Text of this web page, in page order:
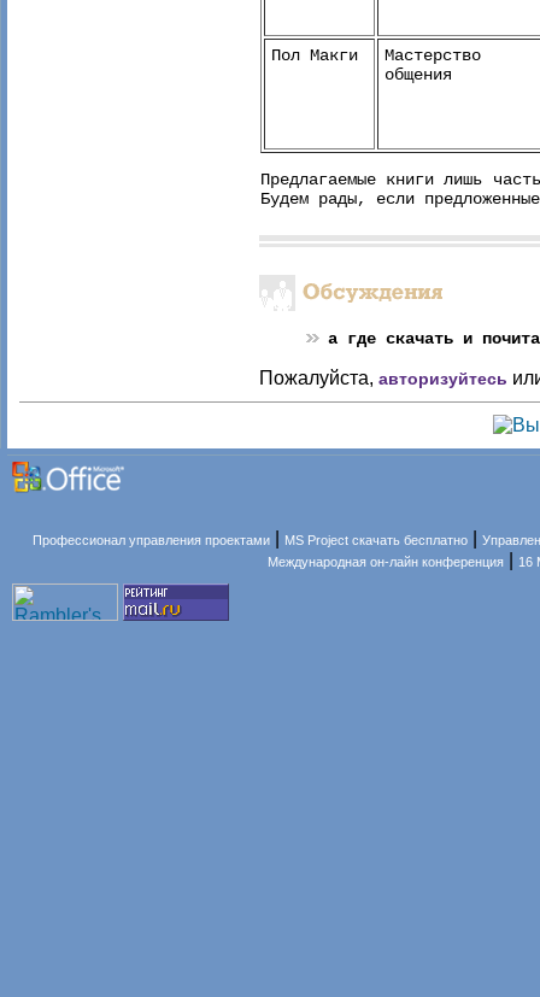
Пол Макги
Мастерство
общения
Предлагаемые книги лишь
Будем рады, если
а где скачать и
Пожалуйста, авторизуйтесь
Профессионал управления проектами MS Project скачать бесплатно |
Международная он-лайн конференция
16